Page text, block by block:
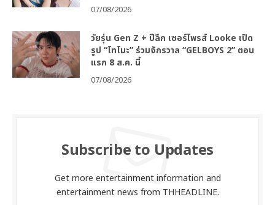
07/08/2026
วัยรุ่น Gen Z + ปีลึก เซอร์ไพรส์ Looke เปิด
รูป “โทโมะ” ร่วมจักรวาล “GELBOYS 2” ตอน
แรก 8 ส.ค. นี้
07/08/2026
Subscribe to Updates
Get more entertainment information and
entertainment news from THHEADLINE.